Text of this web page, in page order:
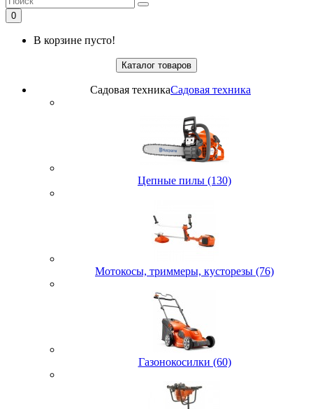
0
В корзине пусто!
Каталог товаров
Садовая техникаСадовая техника
Цепные пилы (130)
Мотокосы, триммеры, кусторезы (76)
Газонокосилки (60)